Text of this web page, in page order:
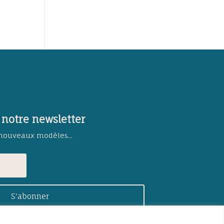
newsletter
modèles...
S'abonner